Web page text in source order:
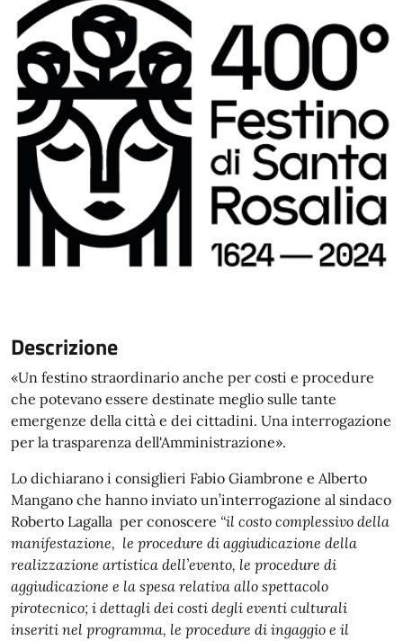
Descrizione
«Un festino straordinario anche per costi e procedure
che potevano essere destinate meglio sulle tante
emergenze della città e dei cittadini. Una interrogazione
per la trasparenza dell'Amministrazione».
Lo dichiarano i consiglieri Fabio Giambrone e Alberto
Mangano che hanno inviato un’interrogazione al sindaco
Roberto Lagalla per conoscere “il costo complessivo della
manifestazione, le procedure di aggiudicazione della
realizzazione artistica dell’evento, le procedure di
aggiudicazione e la spesa relativa allo spettacolo
pirotecnico; i dettagli dei costi degli eventi culturali
inseriti nel programma, le procedure di ingaggio e il